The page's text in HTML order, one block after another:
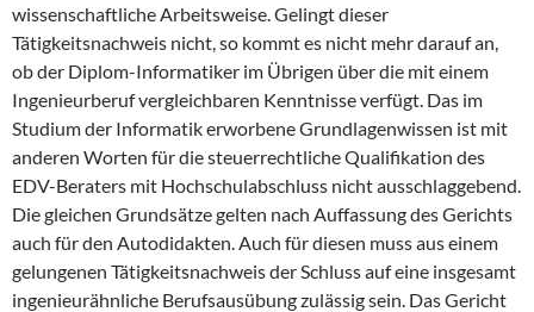
wissenschaftliche Arbeitsweise. Gelingt dieser
Tätigkeitsnachweis nicht, so kommt es nicht mehr darauf an,
ob der Diplom-Informatiker im Übrigen über die mit einem
Ingenieurberuf vergleichbaren Kenntnisse verfügt. Das im
Studium der Informatik erworbene Grundlagenwissen ist mit
anderen Worten für die steuerrechtliche Qualifikation des
EDV-Beraters mit Hochschulabschluss nicht ausschlaggebend.
Die gleichen Grundsätze gelten nach Auffassung des Gerichts
auch für den Autodidakten. Auch für diesen muss aus einem
gelungenen Tätigkeitsnachweis der Schluss auf eine insgesamt
ingenieurähnliche Berufsausübung zulässig sein. Das Gericht